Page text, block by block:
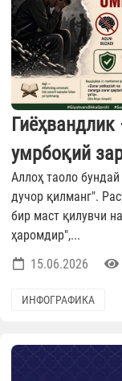
умрбоқий
Аллоҳ таоло
дучор қилманг".
бир маст қилувчи
ҳаромдир",...
15.06.2026
ИНФОГРАФИКА